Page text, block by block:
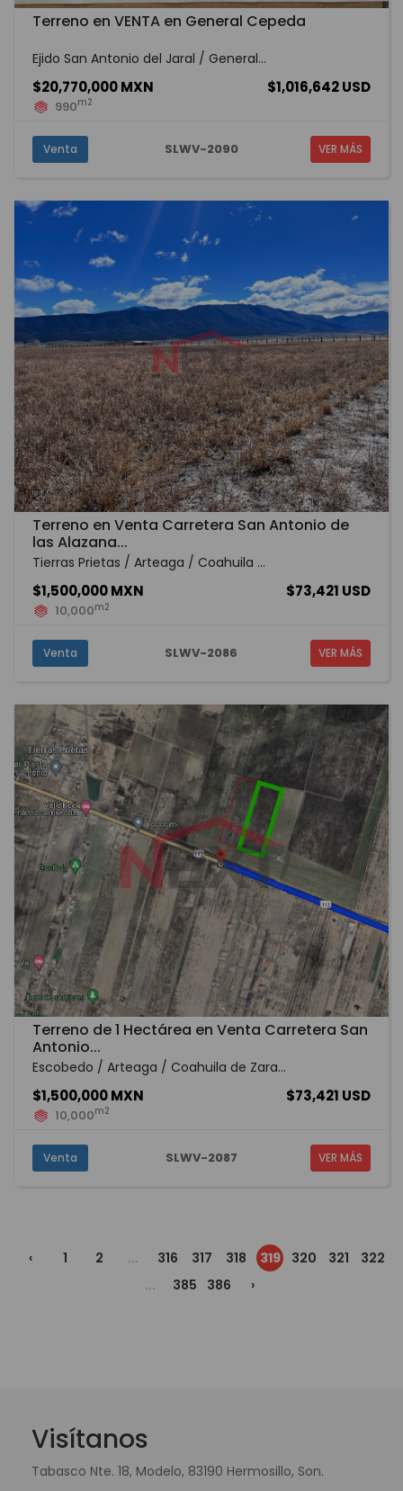
Terreno en VENTA en General Cepeda
Ejido San Antonio del Jaral / General...
$20,770,000 MXN $1,016,642 USD
990m2
Venta SLWV-2090 VER MÁS
Terreno en Venta Carretera San Antonio de
las Alazana...
Tierras Prietas / Arteaga / Coahuila ...
$1,500,000 MXN $73,421 USD
10,000m2
Venta SLWV-2086 VER MÁS
Terreno de 1 Hectárea en Venta Carretera San
Antonio...
Escobedo / Arteaga / Coahuila de Zara...
$1,500,000 MXN $73,421 USD
10,000m2
Venta SLWV-2087 VER MÁS
‹ 1 2 ... 316 317 318 319 320 321
322
...
385 386 ›
Visítanos
Tabasco Nte. 18, Modelo, 83190 Hermosillo, Son.